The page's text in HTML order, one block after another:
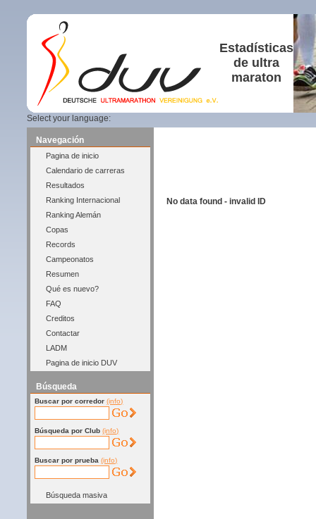
Estadísticas
de ultra
maraton
Select your language:
Navegación
Pagina de inicio
Calendario de carreras
Resultados
Ranking Internacional
Ranking Alemán
Copas
Records
Campeonatos
Resumen
Qué es nuevo?
FAQ
Creditos
Contactar
LADM
Pagina de inicio DUV
Búsqueda
Buscar por corredor (info)
Búsqueda por Club (info)
Buscar por prueba (info)
Búsqueda masiva
No data found - invalid ID